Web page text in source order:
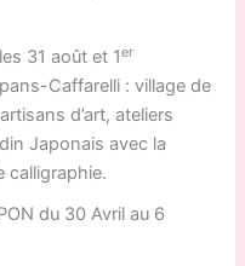
31 août et 1er
Caffarelli : village de
d’art, ateliers
Japonais avec la
calligraphie.
du 30 Avril au 6